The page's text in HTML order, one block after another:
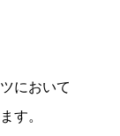
において
す。